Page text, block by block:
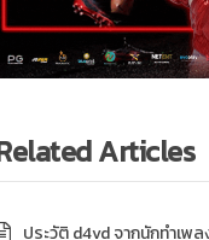
Articles
ประวัติ d4vd จากนักทำเพ